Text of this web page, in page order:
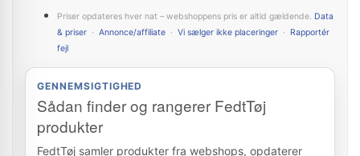
Priser opdateres hver nat – webshoppens pris er altid gældende. Data
& priser · Annonce/affiliate · Vi sælger ikke placeringer · Rapportér
fejl
GENNEMSIGTIGHED
Sådan finder og rangerer FedtTøj
produkter
FedtTøj samler produkter fra webshops, opdaterer